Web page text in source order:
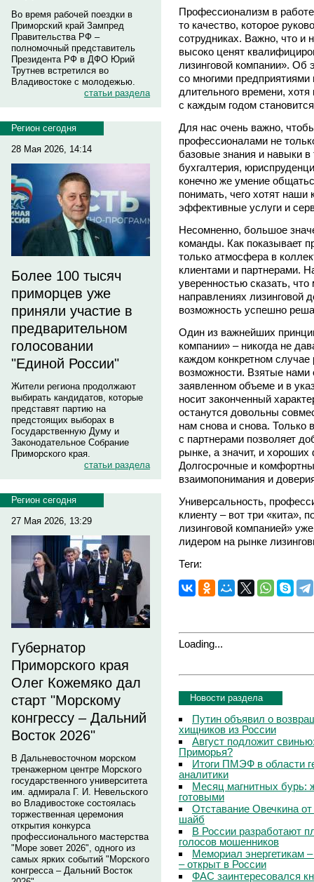
Во время рабочей поездки в
Приморский край Зампред
Правительства РФ –
полномочный представитель
Президента РФ в ДФО Юрий
Трутнев встретился во
Владивостоке с молодежью.
статьи раздела
Регион сегодня
28 Мая 2026, 14:14
Более 100 тысяч
приморцев уже
приняли участие в
предварительном
голосовании
"Единой России"
Жители региона продолжают
выбирать кандидатов, которые
представят партию на
предстоящих выборах в
Государственную Думу и
Законодательное Собрание
Приморского края.
статьи раздела
Регион сегодня
27 Мая 2026, 13:29
Губернатор
Приморского края
Олег Кожемяко дал
старт "Морскому
конгрессу – Дальний
Восток 2026"
В Дальневосточном морском
тренажерном центре Морского
государственного университета
им. адмирала Г. И. Невельского
во Владивостоке состоялась
торжественная церемония
открытия конкурса
профессионального мастерства
"Море зовет 2026", одного из
самых ярких событий "Морского
конгресса – Дальний Восток
Профессионализм в
то качество, которое
сотрудниках. Важно, что и
высоко ценят
лизинговой компании». Об
со многими
длительного времени,
с каждым годом
Для нас очень важно,
профессионалами не
базовые знания и навыки в
бухгалтерия,
конечно же умение
понимать, чего хотят
эффективные услуги и
Несомненно, большое
команды. Как показывает
только атмосфера в
клиентами и партнерами.
уверенностью сказать,
направлениях лизинговой
возможность успешно
Один из важнейших
компании» – никогда не
каждом конкретном
возможности. Взятые нами
заявленном объеме и в
носит законченный
останутся довольны
нам снова и снова. Только
с партнерами позволяет
рынке, а значит, и
Долгосрочные и
взаимопонимания и
Универсальность,
клиенту – вот три «кита»,
лизинговой компанией»
лидером на рынке
Теги:
Loading...
Новости раздела
Путин объявил о
хищников из России
Август подложит
Приморья?
Итоги ПМЭФ в области
аналитики
Месяц магнитных бурь:
готовыми
Отставание Овечкина
шайб
В России разработают
голосов мошенников
Мемориал энергетикам
– открыт в России
ФАС заинтересовался